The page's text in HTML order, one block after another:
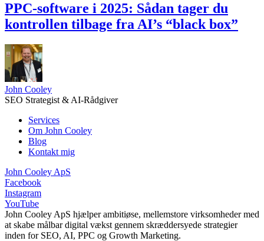
PPC-software i 2025: Sådan tager du
kontrollen tilbage fra AI’s “black box”
John Cooley
SEO Strategist & AI-Rådgiver
Services
Om John Cooley
Blog
Kontakt mig
John Cooley ApS
Facebook
Instagram
YouTube
John Cooley ApS hjælper ambitiøse, mellemstore virksomheder med
at skabe målbar digital vækst gennem skræddersyede strategier
inden for SEO, AI, PPC og Growth Marketing.